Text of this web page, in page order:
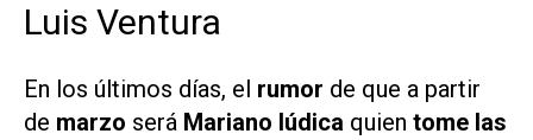
Luis Ventura
En los últimos días, el rumor de que a partir
de marzo será Mariano Iúdica quien tome las